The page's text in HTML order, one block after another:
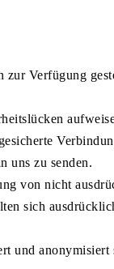
Verfügung
uns zu senden.
von nicht
sich
und anonymisiert